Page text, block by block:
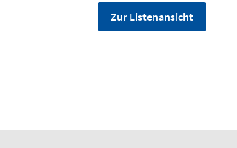
Zur Listenansicht